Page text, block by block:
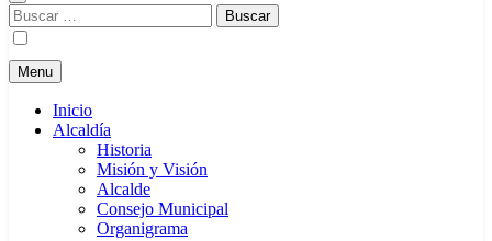
Buscar:
Menu
Inicio
Alcaldía
Historia
Misión y Visión
Alcalde
Consejo Municipal
Organigrama